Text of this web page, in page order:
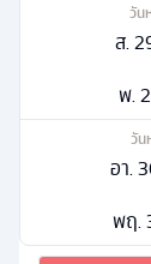
วัน
ส.
พ.
วัน
อา.
พฤ.